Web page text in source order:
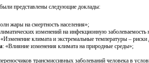
представлены следующие доклады:
жары на смертность населения»;
изменений на инфекционную заболеваемость
климата и экстремальные температуры –
: «Влияние изменения климата на природные среды»;
трансмиссивных заболеваний человека в